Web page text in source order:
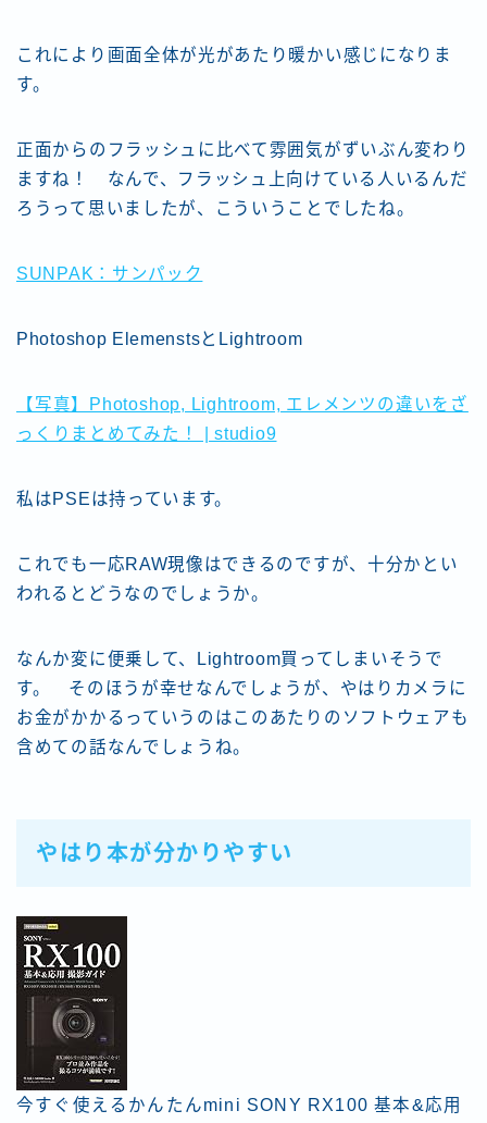
これにより画面全体が光があたり暖かい感じになりま
す。
正面からのフラッシュに比べて雰囲気がずいぶん変わり
ますね！ なんで、フラッシュ上向けている人いるんだ
ろうって思いましたが、こういうことでしたね。
SUNPAK：サンパック
Photoshop ElemenstsとLightroom
【写真】Photoshop, Lightroom, エレメンツの違いをざ
っくりまとめてみた！ | studio9
私はPSEは持っています。
これでも一応RAW現像はできるのですが、十分かとい
われるとどうなのでしょうか。
なんか変に便乗して、Lightroom買ってしまいそうで
す。 そのほうが幸せなんでしょうが、やはりカメラに
お金がかかるっていうのはこのあたりのソフトウェアも
含めての話なんでしょうね。
やはり本が分かりやすい
今すぐ使えるかんたんmini SONY RX100 基本&応用